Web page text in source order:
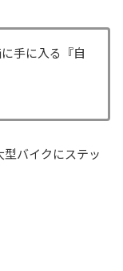
手に入る『自
バイクにステッ